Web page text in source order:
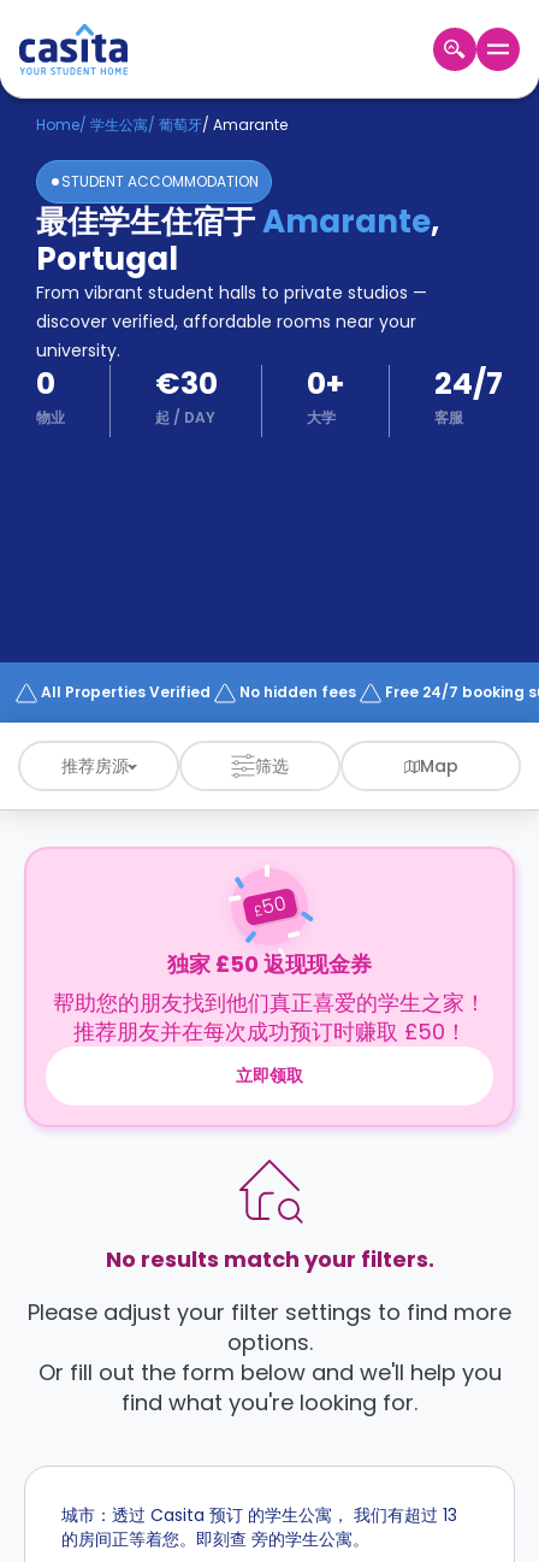
Home ZH EUR
登
入
Booking
Accommodation
About
us
Blog
Refer
And
Earn
Become
Works
Home/ 学生公寓/ 葡萄牙/ Amarante
STUDENT ACCOMMODATION
最佳学生住宿于Amarante,
Portugal
From vibrant student halls to private studios —
discover verified, affordable rooms near your
university.
0
物业
€30
起 / DAY
0+
大学
24/7
客服
All Properties Verified No hidden fees Free 24/7 booking
推荐房源 筛选 Map
£50
独家 £50 返现现金券
帮助您的朋友找到他们真正喜爱的学生之家！
推荐朋友并在每次成功预订时赚取 £50！
立即领取
No results match your filters.
Please adjust your filter settings to find more
options.
Or fill out the form below and we'll help you
find what you're looking for.
城市：透过 Casita 预订 的学生公寓， 我们有超过 13
的房间正等着您。即刻查 旁的学生公寓。